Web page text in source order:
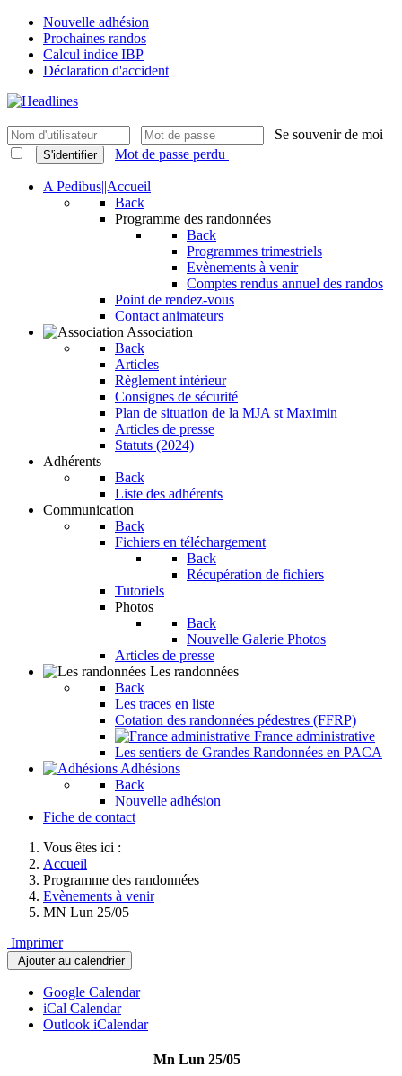
Nouvelle adhésion
Prochaines randos
Calcul indice IBP
Déclaration d'accident
Se souvenir de moi
S'identifier Mot de passe perdu
A Pedibus||Accueil
Back
Programme des randonnées
Back
Programmes trimestriels
Evènements à venir
Comptes rendus annuel des randos
Point de rendez-vous
Contact animateurs
Association
Back
Articles
Règlement intérieur
Consignes de sécurité
Plan de situation de la MJA st Maximin
Articles de presse
Statuts (2024)
Adhérents
Back
Liste des adhérents
Communication
Back
Fichiers en téléchargement
Back
Récupération de fichiers
Tutoriels
Photos
Back
Nouvelle Galerie Photos
Articles de presse
Les randonnées
Back
Les traces en liste
Cotation des randonnées pédestres (FFRP)
France administrative
Les sentiers de Grandes Randonnées en PACA
Adhésions
Back
Nouvelle adhésion
Fiche de contact
Vous êtes ici :
Accueil
Programme des randonnées
Evènements à venir
MN Lun 25/05
Imprimer
Ajouter au calendrier
Google Calendar
iCal Calendar
Outlook iCalendar
Mn Lun 25/05